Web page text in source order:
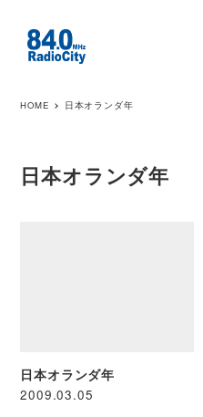
HOME 日本オランダ年
日本オランダ年
日本オランダ年
2009.03.05